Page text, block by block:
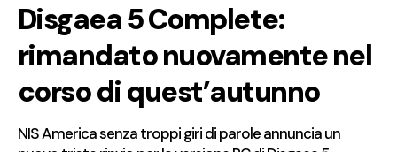
Disgaea 5 Complete:
rimandato nuovamente nel
corso di quest’autunno
NIS America senza troppi giri di parole annuncia un